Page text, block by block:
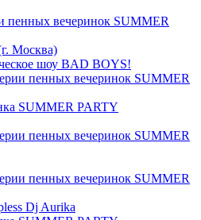
пенных вечеринок SUMMER
Москва)
шоу BAD BOYS!
пенных вечеринок SUMMER
SUMMER PARTY
пенных вечеринок SUMMER
пенных вечеринок SUMMER
Dj Aurika